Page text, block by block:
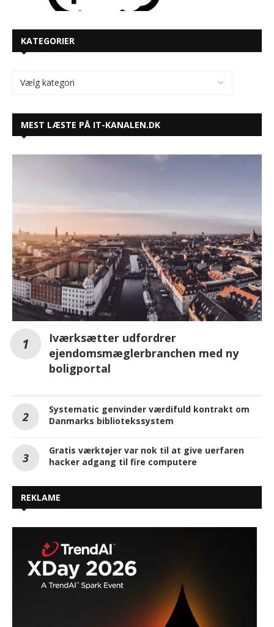
KATEGORIER
MEST LÆSTE PÅ IT-KANALEN.DK
Iværksætter udfordrer
ejendomsmæglerbranchen med ny
boligportal
Systematic genvinder værdifuld kontrakt om
Danmarks bibliotekssystem
Gratis værktøjer var nok til at give uerfaren
hacker adgang til fire computere
REKLAME